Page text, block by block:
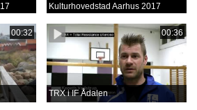
Kulturhovedstad Aarhus 2017
00:32 00:36
TRX i IF Ådalen